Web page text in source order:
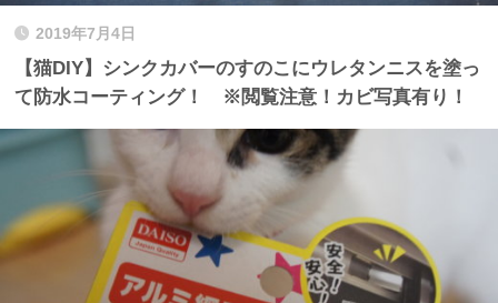
2019年7月4日
【猫DIY】シンクカバーのすのこにウレタンニスを塗っ
て防水コーティング！ ※閲覧注意！カビ写真有り！